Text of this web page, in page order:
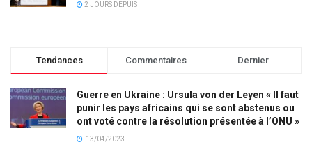
2 JOURS DEPUIS
Tendances Commentaires Dernier
Guerre en Ukraine : Ursula von der Leyen « Il faut
punir les pays africains qui se sont abstenus ou
ont voté contre la résolution présentée à l’ONU »
13/04/2023